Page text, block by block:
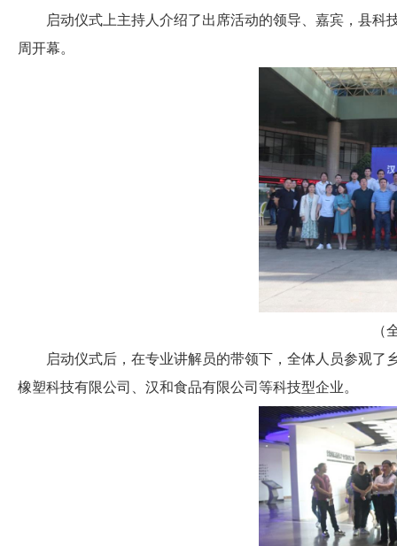
启动仪式上主持人介绍了出席活动的领导、嘉宾，县
周开幕。
（
启动仪式后，在专业讲解员的带领下，全体人员参观
橡塑科技有限公司、汉和食品有限公司等科技型企业。